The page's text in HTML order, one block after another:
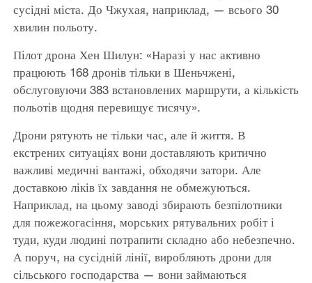
сусідні міста. До Чжухая, наприклад, — всього 30
хвилин польоту.
Пілот дрона Хен Шилун: «Наразі у нас активно
працюють 168 дронів тільки в Шеньчжені,
обслуговуючи 383 встановлених маршрути, а кількість
польотів щодня перевищує тисячу».
Дрони рятують не тільки час, але й життя. В
екстрених ситуаціях вони доставляють критично
важливі медичні вантажі, обходячи затори. Але
доставкою ліків їх завдання не обмежуються.
Наприклад, на цьому заводі збирають безпілотники
для пожежогасіння, морських рятувальних робіт і
туди, куди людині потрапити складно або небезпечно.
А поруч, на сусідній лінії, виробляють дрони для
сільського господарства — вони займаються